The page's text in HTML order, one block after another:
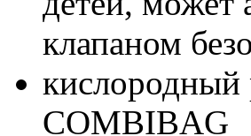
клапаном
кислородный
COMBIBAG